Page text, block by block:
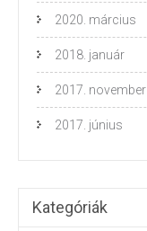
2020. március
2018. január
2017. november
2017. június
Kategóriák